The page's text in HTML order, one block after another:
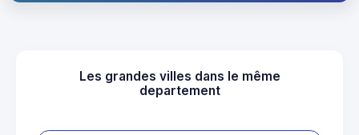
Les grandes villes dans le même
departement